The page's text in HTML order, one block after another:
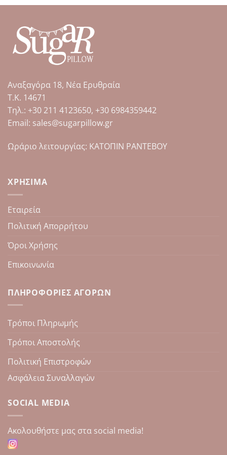
έχει
πολλαπλές
παραλλαγές.
Οι
επιλογές
να
στη
σελίδα
του
Αναξαγόρα 18, Νέα Ερυθραία
Τ.Κ. 14671
Tηλ.: +30 211 4123650, +30 6984359442
Email: sales@sugarpillow.gr
Ωράριο λειτουργίας: ΚΑΤΟΠΙΝ ΡΑΝΤΕΒΟΥ
ΧΡΉΣΙΜΑ
Εταιρεία
Πολιτική Απορρήτου
Όροι Χρήσης
Επικοινωνία
ΠΛΗΡΟΦΟΡΊΕΣ ΑΓΟΡΏΝ
Τρόποι Πληρωμής
Τρόποι Αποστολής
Πολιτική Επιστροφών
Ασφάλεια Συναλλαγών
SOCIAL MEDIA
Aκολουθήστε μας στα social media!